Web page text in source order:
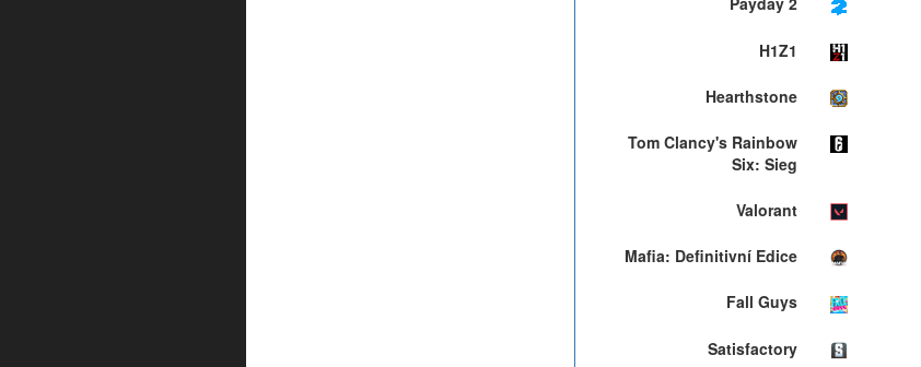
H1Z1
Hearthstone
Tom Clancy's Rainbow
Six: Sieg
Valorant
Mafia: Definitivní Edice
Fall Guys
Satisfactory